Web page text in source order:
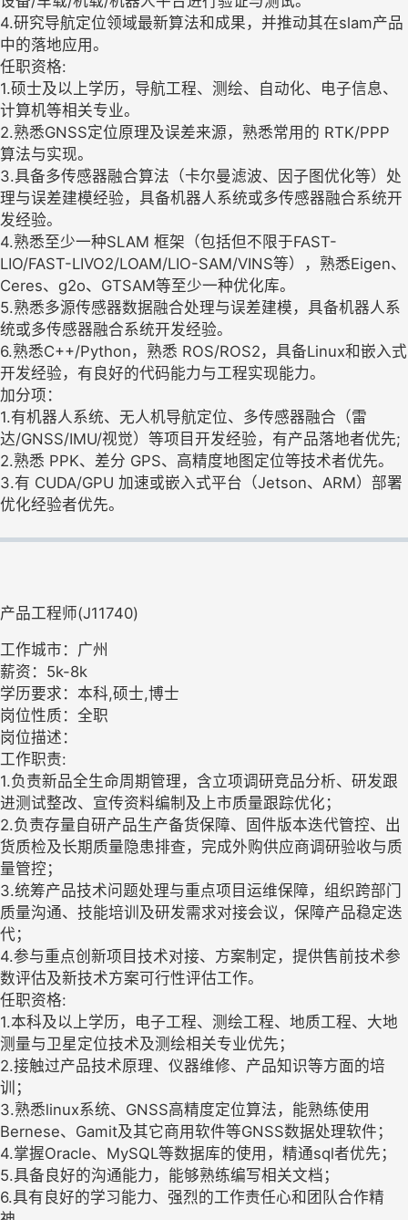
4.研究导航定位领域最新算法和成果，并推动其在slam产品
中的落地应用。
任职资格:
1.硕士及以上学历，导航工程、测绘、自动化、电子信息、
计算机等相关专业。
2.熟悉GNSS定位原理及误差来源，熟悉常用的 RTK/PPP
算法与实现。
3.具备多传感器融合算法（卡尔曼滤波、因子图优化等）处
理与误差建模经验，具备机器人系统或多传感器融合系统开
发经验。
4.熟悉至少一种SLAM 框架（包括但不限于FAST-
LIO/FAST-LIVO2/LOAM/LIO-SAM/VINS等），熟悉Eigen、
Ceres、g2o、GTSAM等至少一种优化库。
5.熟悉多源传感器数据融合处理与误差建模，具备机器人系
统或多传感器融合系统开发经验。
6.熟悉C++/Python，熟悉 ROS/ROS2，具备Linux和嵌入式
开发经验，有良好的代码能力与工程实现能力。
加分项：
1.有机器人系统、无人机导航定位、多传感器融合（雷
达/GNSS/IMU/视觉）等项目开发经验，有产品落地者优先;
2.熟悉 PPK、差分 GPS、高精度地图定位等技术者优先。
3.有 CUDA/GPU 加速或嵌入式平台（Jetson、ARM）部署
优化经验者优先。
产品工程师(J11740)
工作城市：广州
薪资：5k-8k
学历要求：本科,硕士,博士
岗位性质：全职
岗位描述：
工作职责:
1.负责新品全生命周期管理，含立项调研竞品分析、研发跟
进测试整改、宣传资料编制及上市质量跟踪优化；
2.负责存量自研产品生产备货保障、固件版本迭代管控、出
货质检及长期质量隐患排查，完成外购供应商调研验收与质
量管控；
3.统筹产品技术问题处理与重点项目运维保障，组织跨部门
质量沟通、技能培训及研发需求对接会议，保障产品稳定迭
代；
4.参与重点创新项目技术对接、方案制定，提供售前技术参
数评估及新技术方案可行性评估工作。
任职资格:
1.本科及以上学历，电子工程、测绘工程、地质工程、大地
测量与卫星定位技术及测绘相关专业优先；
2.接触过产品技术原理、仪器维修、产品知识等方面的培
训；
3.熟悉linux系统、GNSS高精度定位算法，能熟练使用
Bernese、Gamit及其它商用软件等GNSS数据处理软件；
4.掌握Oracle、MySQL等数据库的使用，精通sql者优先；
5.具备良好的沟通能力，能够熟练编写相关文档；
6.具有良好的学习能力、强烈的工作责任心和团队合作精